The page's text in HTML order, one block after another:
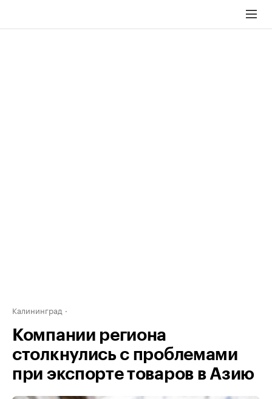
Калининград
Компании региона
столкнулись с проблемами
при экспорте товаров в Азию